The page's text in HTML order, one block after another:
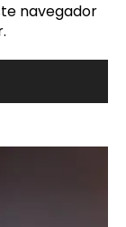
navegador